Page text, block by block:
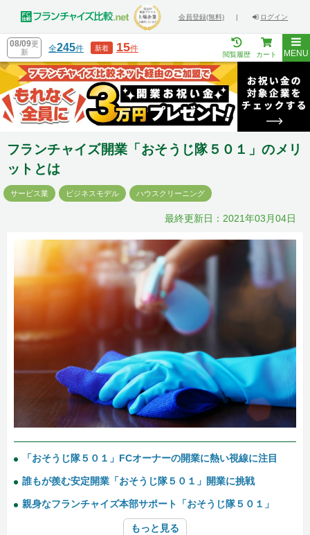
会員登録(無料) | ログイン
08/09更
新
全245件 新着 15件
閲覧履歴 カート MENU
フランチャイズ開業「おそうじ隊５０１」のメリ
ットとは
サービス業 ビジネスモデル ハウスクリーニング
最終更新日：2021年03月04日
「おそうじ隊５０１」FCオーナーの開業に熱い視線に注目
誰もが羨む安定開業「おそうじ隊５０１」開業に挑戦
親身なフランチャイズ本部サポート「おそうじ隊５０１」
もっと見る